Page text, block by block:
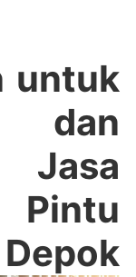
untuk
dan
Jasa